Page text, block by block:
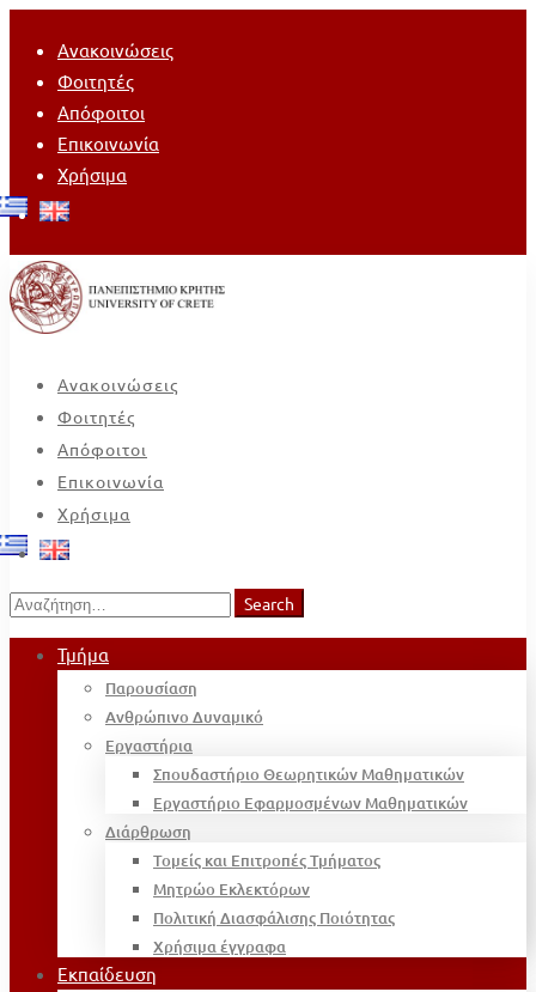
Ανακοινώσεις
Φοιτητές
Απόφοιτοι
Επικοινωνία
Χρήσιμα
Ανακοινώσεις
Φοιτητές
Απόφοιτοι
Επικοινωνία
Χρήσιμα
Search
for:
Search
Τμήμα
Παρουσίαση
Ανθρώπινο Δυναμικό
Εργαστήρια
Σπουδαστήριο Θεωρητικών Μαθηματικών
Εργαστήριο Εφαρμοσμένων Μαθηματικών
Διάρθρωση
Τομείς και Επιτροπές Τμήματος
Μητρώο Εκλεκτόρων
Πολιτική Διασφάλισης Ποιότητας
Χρήσιμα έγγραφα
Εκπαίδευση